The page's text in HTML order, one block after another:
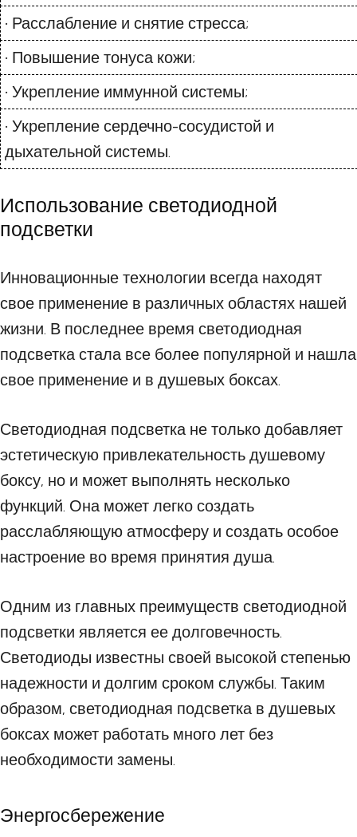
• Расслабление и снятие стресса;
• Повышение тонуса кожи;
• Укрепление иммунной системы;
• Укрепление сердечно-сосудистой и
дыхательной системы.
Использование светодиодной
подсветки
Инновационные технологии всегда находят
свое применение в различных областях нашей
жизни. В последнее время светодиодная
подсветка стала все более популярной и нашла
свое применение и в душевых боксах.
Светодиодная подсветка не только добавляет
эстетическую привлекательность душевому
боксу, но и может выполнять несколько
функций. Она может легко создать
расслабляющую атмосферу и создать особое
настроение во время принятия душа.
Одним из главных преимуществ светодиодной
подсветки является ее долговечность.
Светодиоды известны своей высокой степенью
надежности и долгим сроком службы. Таким
образом, светодиодная подсветка в душевых
боксах может работать много лет без
необходимости замены.
Энергосбережение